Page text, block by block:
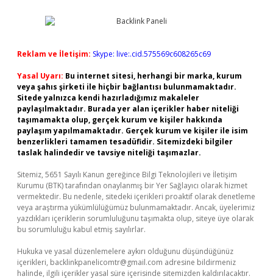
Reklam ve İletişim: Skype: live:.cid.575569c608265c69
Yasal Uyarı: Bu internet sitesi, herhangi bir marka, kurum
veya şahıs şirketi ile hiçbir bağlantısı bulunmamaktadır.
Sitede yalnızca kendi hazırladığımız makaleler
paylaşılmaktadır. Burada yer alan içerikler haber niteliği
taşımamakta olup, gerçek kurum ve kişiler hakkında
paylaşım yapılmamaktadır. Gerçek kurum ve kişiler ile isim
benzerlikleri tamamen tesadüfidir. Sitemizdeki bilgiler
taslak halindedir ve tavsiye niteliği taşımazlar.
Sitemiz, 5651 Sayılı Kanun gereğince Bilgi Teknolojileri ve İletişim
Kurumu (BTK) tarafından onaylanmış bir Yer Sağlayıcı olarak hizmet
vermektedir. Bu nedenle, sitedeki içerikleri proaktif olarak denetleme
veya araştırma yükümlülüğümüz bulunmamaktadır. Ancak, üyelerimiz
yazdıkları içeriklerin sorumluluğunu taşımakta olup, siteye üye olarak
bu sorumluluğu kabul etmiş sayılırlar.
Hukuka ve yasal düzenlemelere aykırı olduğunu düşündüğünüz
içerikleri, backlinkpanelicomtr@gmail.com adresine bildirmeniz
halinde, ilgili içerikler yasal süre içerisinde sitemizden kaldırılacaktır.